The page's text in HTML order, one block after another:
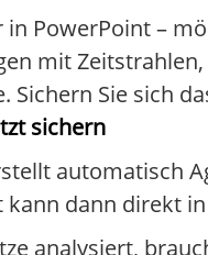
PowerPoint –
mit
Sie sich
sichern
automatisch
dann direkt
analysiert,